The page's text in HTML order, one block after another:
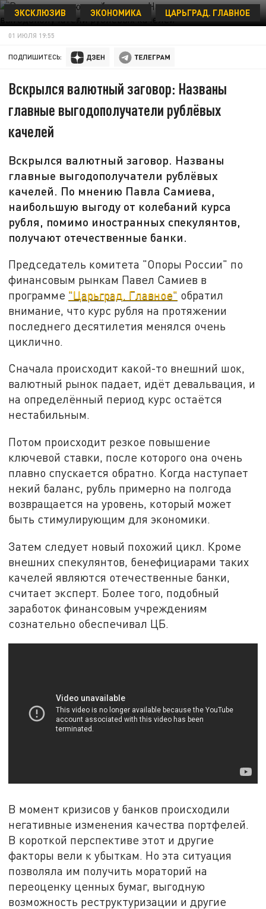
NIKOLAY GYNGAZOV/GLOBALLOOKPRESS
ЭКСКЛЮЗИВ ЭКОНОМИКА ЦАРЬГРАД. ГЛАВНОЕ
01 ИЮЛЯ 19:55
ПОДПИШИТЕСЬ:
Вскрылся валютный заговор: Названы
главные выгодополучатели рублёвых
качелей
Вскрылся валютный заговор. Названы
главные выгодополучатели рублёвых
качелей. По мнению Павла Самиева,
наибольшую выгоду от колебаний курса
рубля, помимо иностранных спекулянтов,
получают отечественные банки.
Председатель комитета "Опоры России" по
финансовым рынкам Павел Самиев в
программе "Царьград. Главное" обратил
внимание, что курс рубля на протяжении
последнего десятилетия менялся очень
циклично.
Сначала происходит какой-то внешний шок,
валютный рынок падает, идёт девальвация, и
на определённый период курс остаётся
нестабильным.
Потом происходит резкое повышение
ключевой ставки, после которого она очень
плавно спускается обратно. Когда наступает
некий баланс, рубль примерно на полгода
возвращается на уровень, который может
быть стимулирующим для экономики.
Затем следует новый похожий цикл. Кроме
внешних спекулянтов, бенефициарами таких
качелей являются отечественные банки,
считает эксперт. Более того, подобный
заработок финансовым учреждениям
сознательно обеспечивал ЦБ.
В момент кризисов у банков происходили
негативные изменения качества портфелей.
В короткой перспективе этот и другие
факторы вели к убыткам. Но эта ситуация
позволяла им получить мораторий на
переоценку ценных бумаг, выгодную
возможность реструктуризации и другие